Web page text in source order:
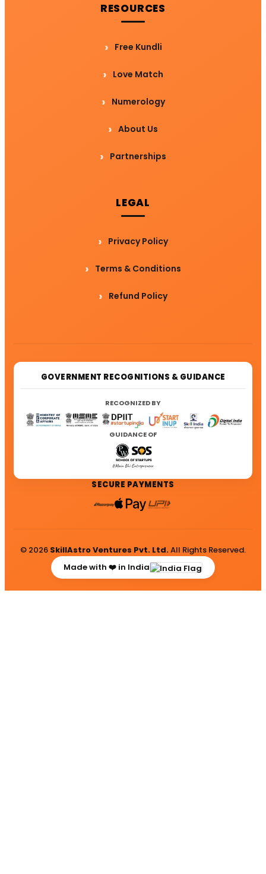
RESOURCES
Free Kundli
Love Match
Numerology
About Us
Partnerships
LEGAL
Privacy Policy
Terms & Conditions
Refund Policy
GOVERNMENT RECOGNITIONS & GUIDANCE
RECOGNIZED BY
GUIDANCE OF
SECURE PAYMENTS
© 2026 SkillAstro Ventures Pvt. Ltd.All Rights Reserved.
Made with ❤️ in India